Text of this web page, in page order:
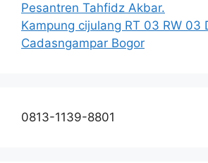
Pesantren Tahfidz Akbar.
Kampung cijulang RT 03 RW 03
Cadasngampar Bogor
0813-1139-8801